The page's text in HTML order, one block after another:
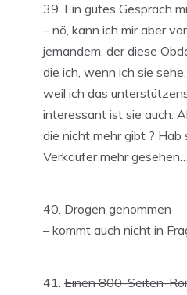
Ein gutes Gespräch
– nö, kann ich mir aber
jemandem, der diese
die ich, wenn ich sie
weil ich das
interessant ist sie auch.
die nicht mehr gibt ? Hab
Verkäufer mehr gesehen…
Drogen genommen
– kommt auch nicht in
Einen 800-Seiten-